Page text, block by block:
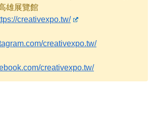
雄展覽館
creativexpo.tw/
creativexpo.tw/
creativexpo.tw/